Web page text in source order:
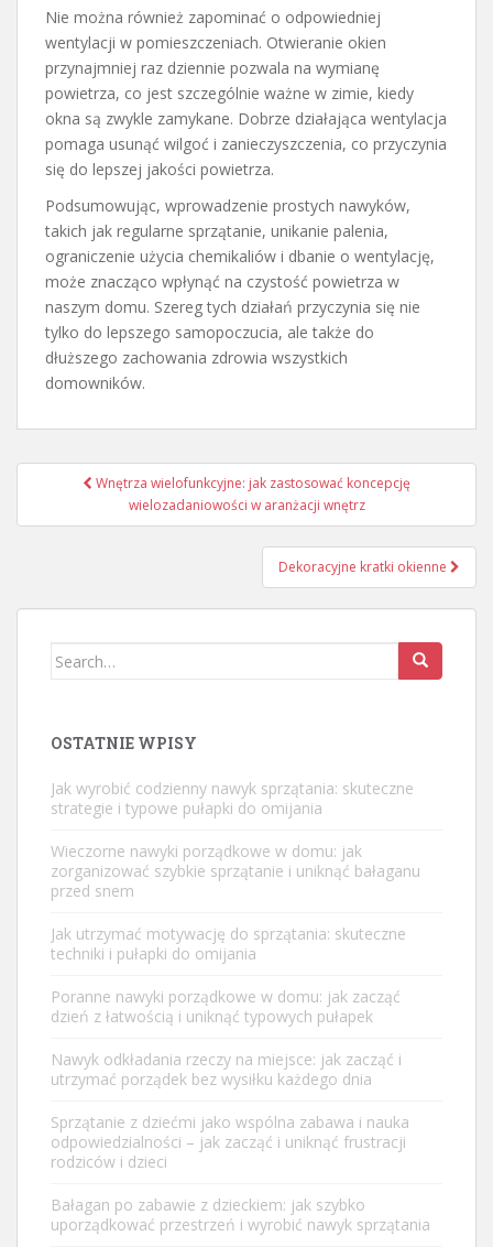
Nie można również zapominać o odpowiedniej
wentylacji w pomieszczeniach. Otwieranie okien
przynajmniej raz dziennie pozwala na wymianę
powietrza, co jest szczególnie ważne w zimie, kiedy
okna są zwykle zamykane. Dobrze działająca wentylacja
pomaga usunąć wilgoć i zanieczyszczenia, co przyczynia
się do lepszej jakości powietrza.
Podsumowując, wprowadzenie prostych nawyków,
takich jak regularne sprzątanie, unikanie palenia,
ograniczenie użycia chemikaliów i dbanie o wentylację,
może znacząco wpłynąć na czystość powietrza w
naszym domu. Szereg tych działań przyczynia się nie
tylko do lepszego samopoczucia, ale także do
dłuższego zachowania zdrowia wszystkich
domowników.
NawigacjaWnętrza wielofunkcyjne: jak zastosować koncepcję
wielozadaniowości w aranżacji wnętrz
Dekoracyjne kratki okienne
Search
OSTATNIE WPISY
Jak wyrobić codzienny nawyk sprzątania: skuteczne
strategie i typowe pułapki do omijania
Wieczorne nawyki porządkowe w domu: jak
zorganizować szybkie sprzątanie i uniknąć bałaganu
przed snem
Jak utrzymać motywację do sprzątania: skuteczne
techniki i pułapki do omijania
Poranne nawyki porządkowe w domu: jak zacząć
dzień z łatwością i uniknąć typowych pułapek
Nawyk odkładania rzeczy na miejsce: jak zacząć i
utrzymać porządek bez wysiłku każdego dnia
Sprzątanie z dziećmi jako wspólna zabawa i nauka
odpowiedzialności – jak zacząć i uniknąć frustracji
rodziców i dzieci
Bałagan po zabawie z dzieckiem: jak szybko
uporządkować przestrzeń i wyrobić nawyk sprzątania